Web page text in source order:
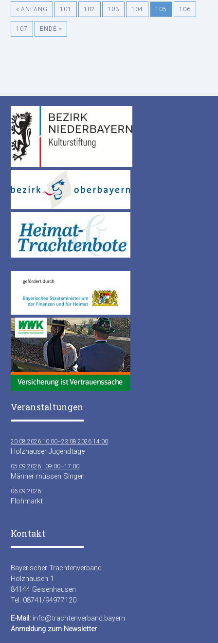
« ANFANG 101 102 103 104 105 106
107 ENDE »
Veranstaltungen
20.08.2026 10:00–23.08.2026 14:00
Holzhauser Jugendtage
05.09.2026 , 09:00–17:00
Männer müssen Singen
06.09.2026
Flohmarkt
Kontakt
Bayerischer Trachtenverband
Holzhausen 1
84144 Geisenhausen
Tel: 08741/94977120
E-Mail: info@trachtenverband.bayern
Anmeldung zum Newsletter